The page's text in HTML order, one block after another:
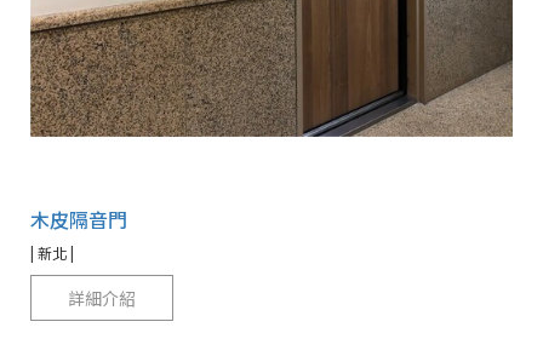
木皮隔音門
| 新北 |
詳細介紹